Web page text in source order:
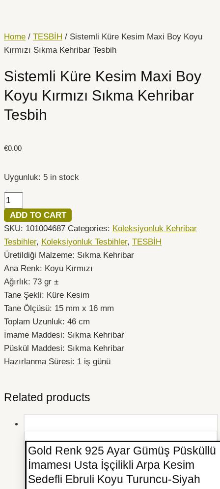
Home / TESBİH / Sistemli Küre Kesim Maxi Boy Koyu
Kırmızı Sıkma Kehribar Tesbih
Sistemli Küre Kesim Maxi Boy
Koyu Kırmızı Sıkma Kehribar
Tesbih
€0.00
Uygunluk: 5 in stock
Kesim
Maxi
Koyu
Sıkma
Kehribar
ADD TO CART
SKU: 101004687 Categories: Koleksiyonluk Kehribar
Tesbihler, Koleksiyonluk Tesbihler, TESBİH
Üretildiği Malzeme: Sıkma Kehribar
Ana Renk: Koyu Kırmızı
Ağırlık: 73 gr ±
Tane Şekli: Küre Kesim
Tane Ölçüsü: 15 mm x 16 mm
Toplam Uzunluk: 46 cm
İmame Maddesi: Sıkma Kehribar
Püskül Maddesi: Sıkma Kehribar
Hazırlanma Süresi: 1 iş günü
Related products
Gold Renk 925 Ayar Gümüş Püsküllü
İmamesı Usta İşçilikli Arpa Kesim
Sedefli Ebruli Koyu Turuncu-Siyah